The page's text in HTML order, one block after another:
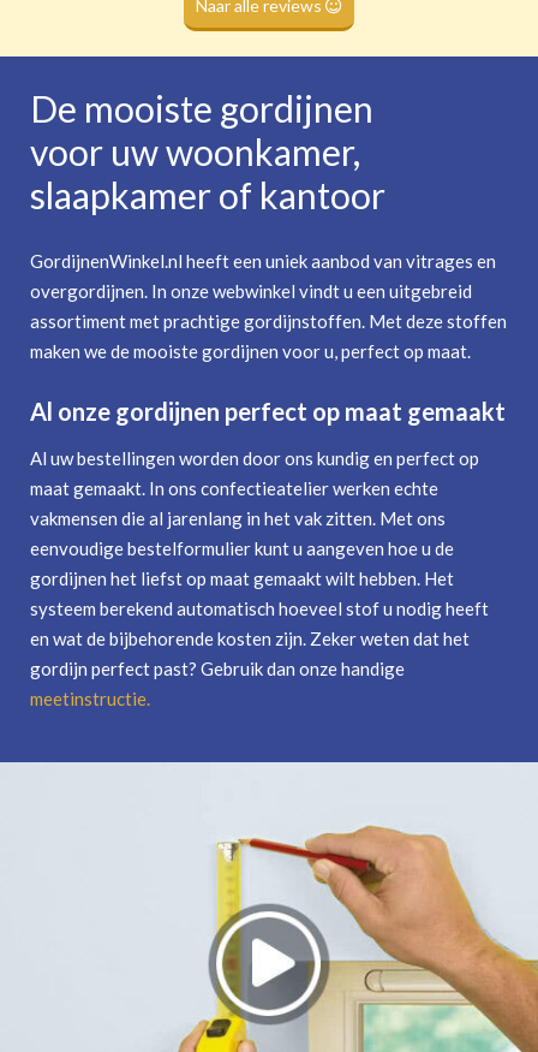
Naar alle reviews
De mooiste gordijnen
voor uw woonkamer,
slaapkamer of kantoor
GordijnenWinkel.nl heeft een uniek aanbod van vitrages en
overgordijnen. In onze webwinkel vindt u een uitgebreid
assortiment met prachtige gordijnstoffen. Met deze stoffen
maken we de mooiste gordijnen voor u, perfect op maat.
Al onze gordijnen perfect op maat gemaakt
Al uw bestellingen worden door ons kundig en perfect op
maat gemaakt. In ons confectieatelier werken echte
vakmensen die al jarenlang in het vak zitten. Met ons
eenvoudige bestelformulier kunt u aangeven hoe u de
gordijnen het liefst op maat gemaakt wilt hebben. Het
systeem berekend automatisch hoeveel stof u nodig heeft
en wat de bijbehorende kosten zijn. Zeker weten dat het
gordijn perfect past? Gebruik dan onze handige
meetinstructie.